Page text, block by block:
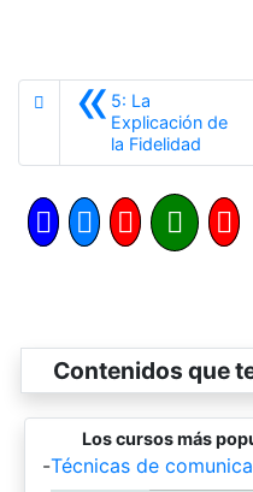
«5: La
Explicación de
la Fidelidad
Contenidos que
Los cursos más
-Técnicas de